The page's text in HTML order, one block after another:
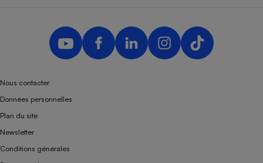
Nous contacter
Données personnelles
Plan du site
Newsletter
Conditions générales